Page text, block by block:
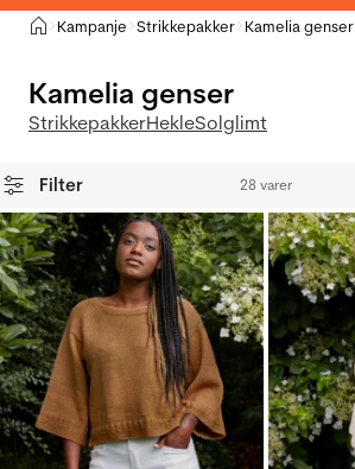
Hjem
>Kampanje >Strikkepakker >Kamelia genser
Kamelia genser
StrikkepakkerHekleSolglimt
Filter 28 varer
Produkter